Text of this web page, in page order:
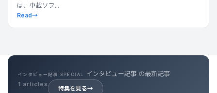
は、車載ソフ...
Read→
インタビュー記事 SPECIAL インタビュー記事 の最新記事
1 articles
特集を見る→